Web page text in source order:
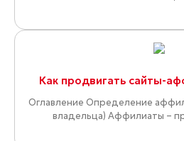
Как продвигать сайты-
Оглавление Определение
владельца) Аффилиаты –